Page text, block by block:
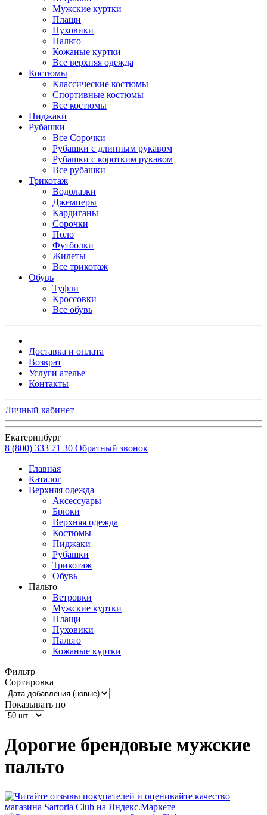
Мужские куртки
Плащи
Пуховики
Пальто
Кожаные куртки
Все верхняя одежда
Костюмы
Классические костюмы
Спортивные костюмы
Все костюмы
Пиджаки
Рубашки
Все Сорочки
Рубашки с длинным рукавом
Рубашки с коротким рукавом
Все рубашки
Трикотаж
Водолазки
Джемперы
Кардиганы
Сорочки
Поло
Футболки
Жилеты
Все трикотаж
Обувь
Туфли
Кроссовки
Все обувь
Доставка и оплата
Возврат
Услуги ателье
Контакты
Личный кабинет
Екатеринбург
8 (800) 333 71 30 Обратный звонок
Главная
Каталог
Верхняя одежда
Аксессуары
Брюки
Верхняя одежда
Костюмы
Пиджаки
Рубашки
Трикотаж
Обувь
Пальто
Ветровки
Мужские куртки
Плащи
Пуховики
Пальто
Кожаные куртки
Фильтр
Сортировка
Показывать по
Дорогие брендовые мужские
пальто